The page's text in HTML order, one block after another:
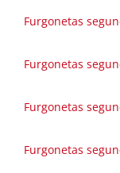
Furgonetas
Furgonetas
Furgonetas
Furgonetas